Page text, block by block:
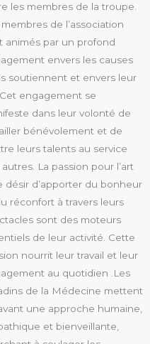
les membres de la troupe.
membres de l’association
animés par un profond
envers les causes
soutiennent et envers leur
engagement se
dans leur volonté de
bénévolement et de
leurs talents au service
La passion pour l’art
désir d’apporter du bonheur
réconfort à travers leurs
sont des moteurs
de leur activité. Cette
nourrit leur travail et leur
au quotidien .Les
de la Médecine mettent
une approche humaine,
et bienveillante,